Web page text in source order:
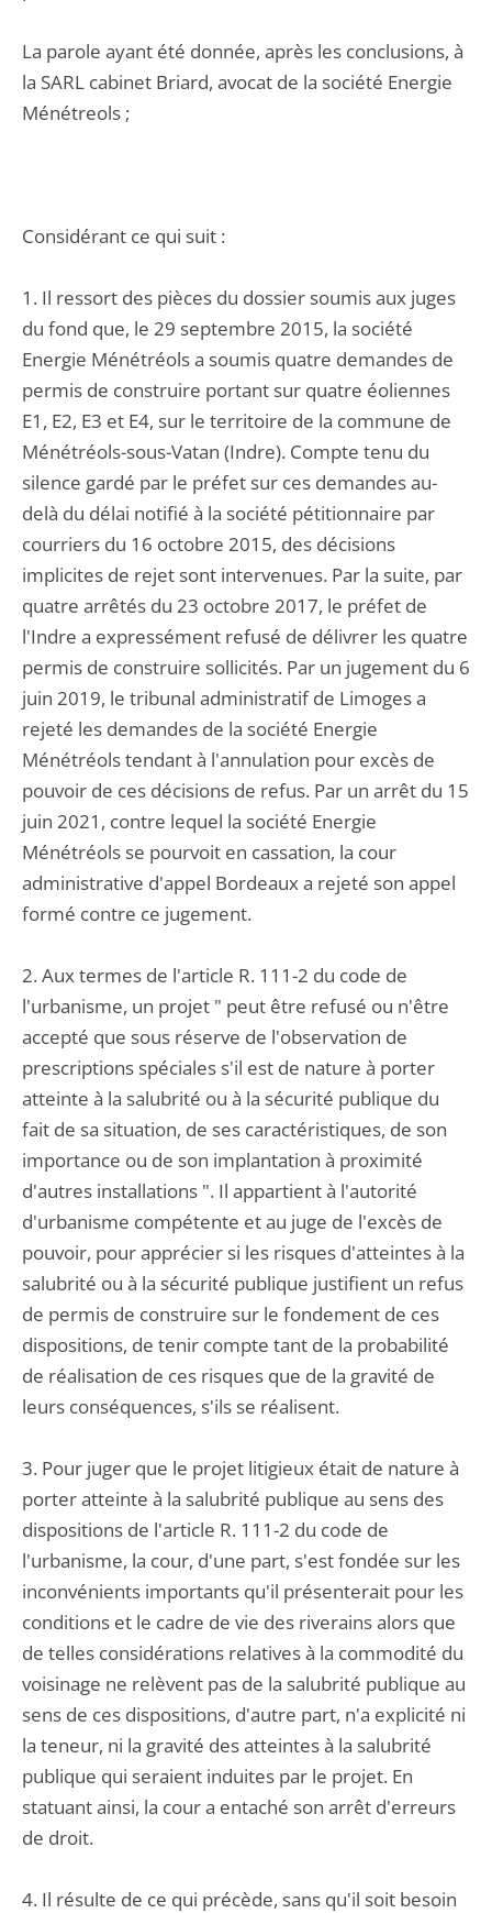
La parole ayant été donnée, après les conclusions, à
la SARL cabinet Briard, avocat de la société Energie
Ménétreols ;
Considérant ce qui suit :
1. Il ressort des pièces du dossier soumis aux juges
du fond que, le 29 septembre 2015, la société
Energie Ménétréols a soumis quatre demandes de
permis de construire portant sur quatre éoliennes
E1, E2, E3 et E4, sur le territoire de la commune de
Ménétréols-sous-Vatan (Indre). Compte tenu du
silence gardé par le préfet sur ces demandes au-
delà du délai notifié à la société pétitionnaire par
courriers du 16 octobre 2015, des décisions
implicites de rejet sont intervenues. Par la suite, par
quatre arrêtés du 23 octobre 2017, le préfet de
l'Indre a expressément refusé de délivrer les quatre
permis de construire sollicités. Par un jugement du 6
juin 2019, le tribunal administratif de Limoges a
rejeté les demandes de la société Energie
Ménétréols tendant à l'annulation pour excès de
pouvoir de ces décisions de refus. Par un arrêt du 15
juin 2021, contre lequel la société Energie
Ménétréols se pourvoit en cassation, la cour
administrative d'appel Bordeaux a rejeté son appel
formé contre ce jugement.
2. Aux termes de l'article R. 111-2 du code de
l'urbanisme, un projet " peut être refusé ou n'être
accepté que sous réserve de l'observation de
prescriptions spéciales s'il est de nature à porter
atteinte à la salubrité ou à la sécurité publique du
fait de sa situation, de ses caractéristiques, de son
importance ou de son implantation à proximité
d'autres installations ". Il appartient à l'autorité
d'urbanisme compétente et au juge de l'excès de
pouvoir, pour apprécier si les risques d'atteintes à la
salubrité ou à la sécurité publique justifient un refus
de permis de construire sur le fondement de ces
dispositions, de tenir compte tant de la probabilité
de réalisation de ces risques que de la gravité de
leurs conséquences, s'ils se réalisent.
3. Pour juger que le projet litigieux était de nature à
porter atteinte à la salubrité publique au sens des
dispositions de l'article R. 111-2 du code de
l'urbanisme, la cour, d'une part, s'est fondée sur les
inconvénients importants qu'il présenterait pour les
conditions et le cadre de vie des riverains alors que
de telles considérations relatives à la commodité du
voisinage ne relèvent pas de la salubrité publique au
sens de ces dispositions, d'autre part, n'a explicité ni
la teneur, ni la gravité des atteintes à la salubrité
publique qui seraient induites par le projet. En
statuant ainsi, la cour a entaché son arrêt d'erreurs
de droit.
4. Il résulte de ce qui précède, sans qu'il soit besoin